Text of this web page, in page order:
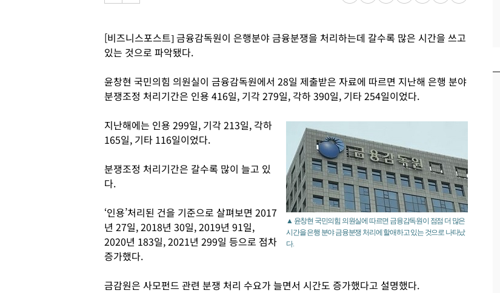
[비즈니스포스트] 금융감독원이 은행분야 금융분쟁을 처리하는데 갈수록 많은 시간을 쓰고
있는 것으로 파악됐다.
윤창현 국민의힘 의원실이 금융감독원에서 28일 제출받은 자료에 따르면 지난해 은행 분야
분쟁조정 처리기간은 인용 416일, 기각 279일, 각하 390일, 기타 254일이었다.
▲ 윤창현 국민의힘 의원실에 따르면 금융감독원이 점점 더 많은
시간을 은행 분야 금융분쟁 처리에 할애하고 있는 것으로 나타났
다.
지난해에는 인용 299일, 기각 213일, 각하
165일, 기타 116일이었다.
분쟁조정 처리기간은 갈수록 많이 늘고 있
다.
‘인용’처리된 건을 기준으로 살펴보면 2017
년 27일, 2018년 30일, 2019년 91일,
2020년 183일, 2021년 299일 등으로 점차
증가했다.
금감원은 사모펀드 관련 분쟁 처리 수요가 늘면서 시간도 증가했다고 설명했다.